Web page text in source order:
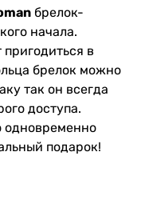
брелок-
начала.
в
брелок можно
так он всегда
доступа.
одновременно
подарок!